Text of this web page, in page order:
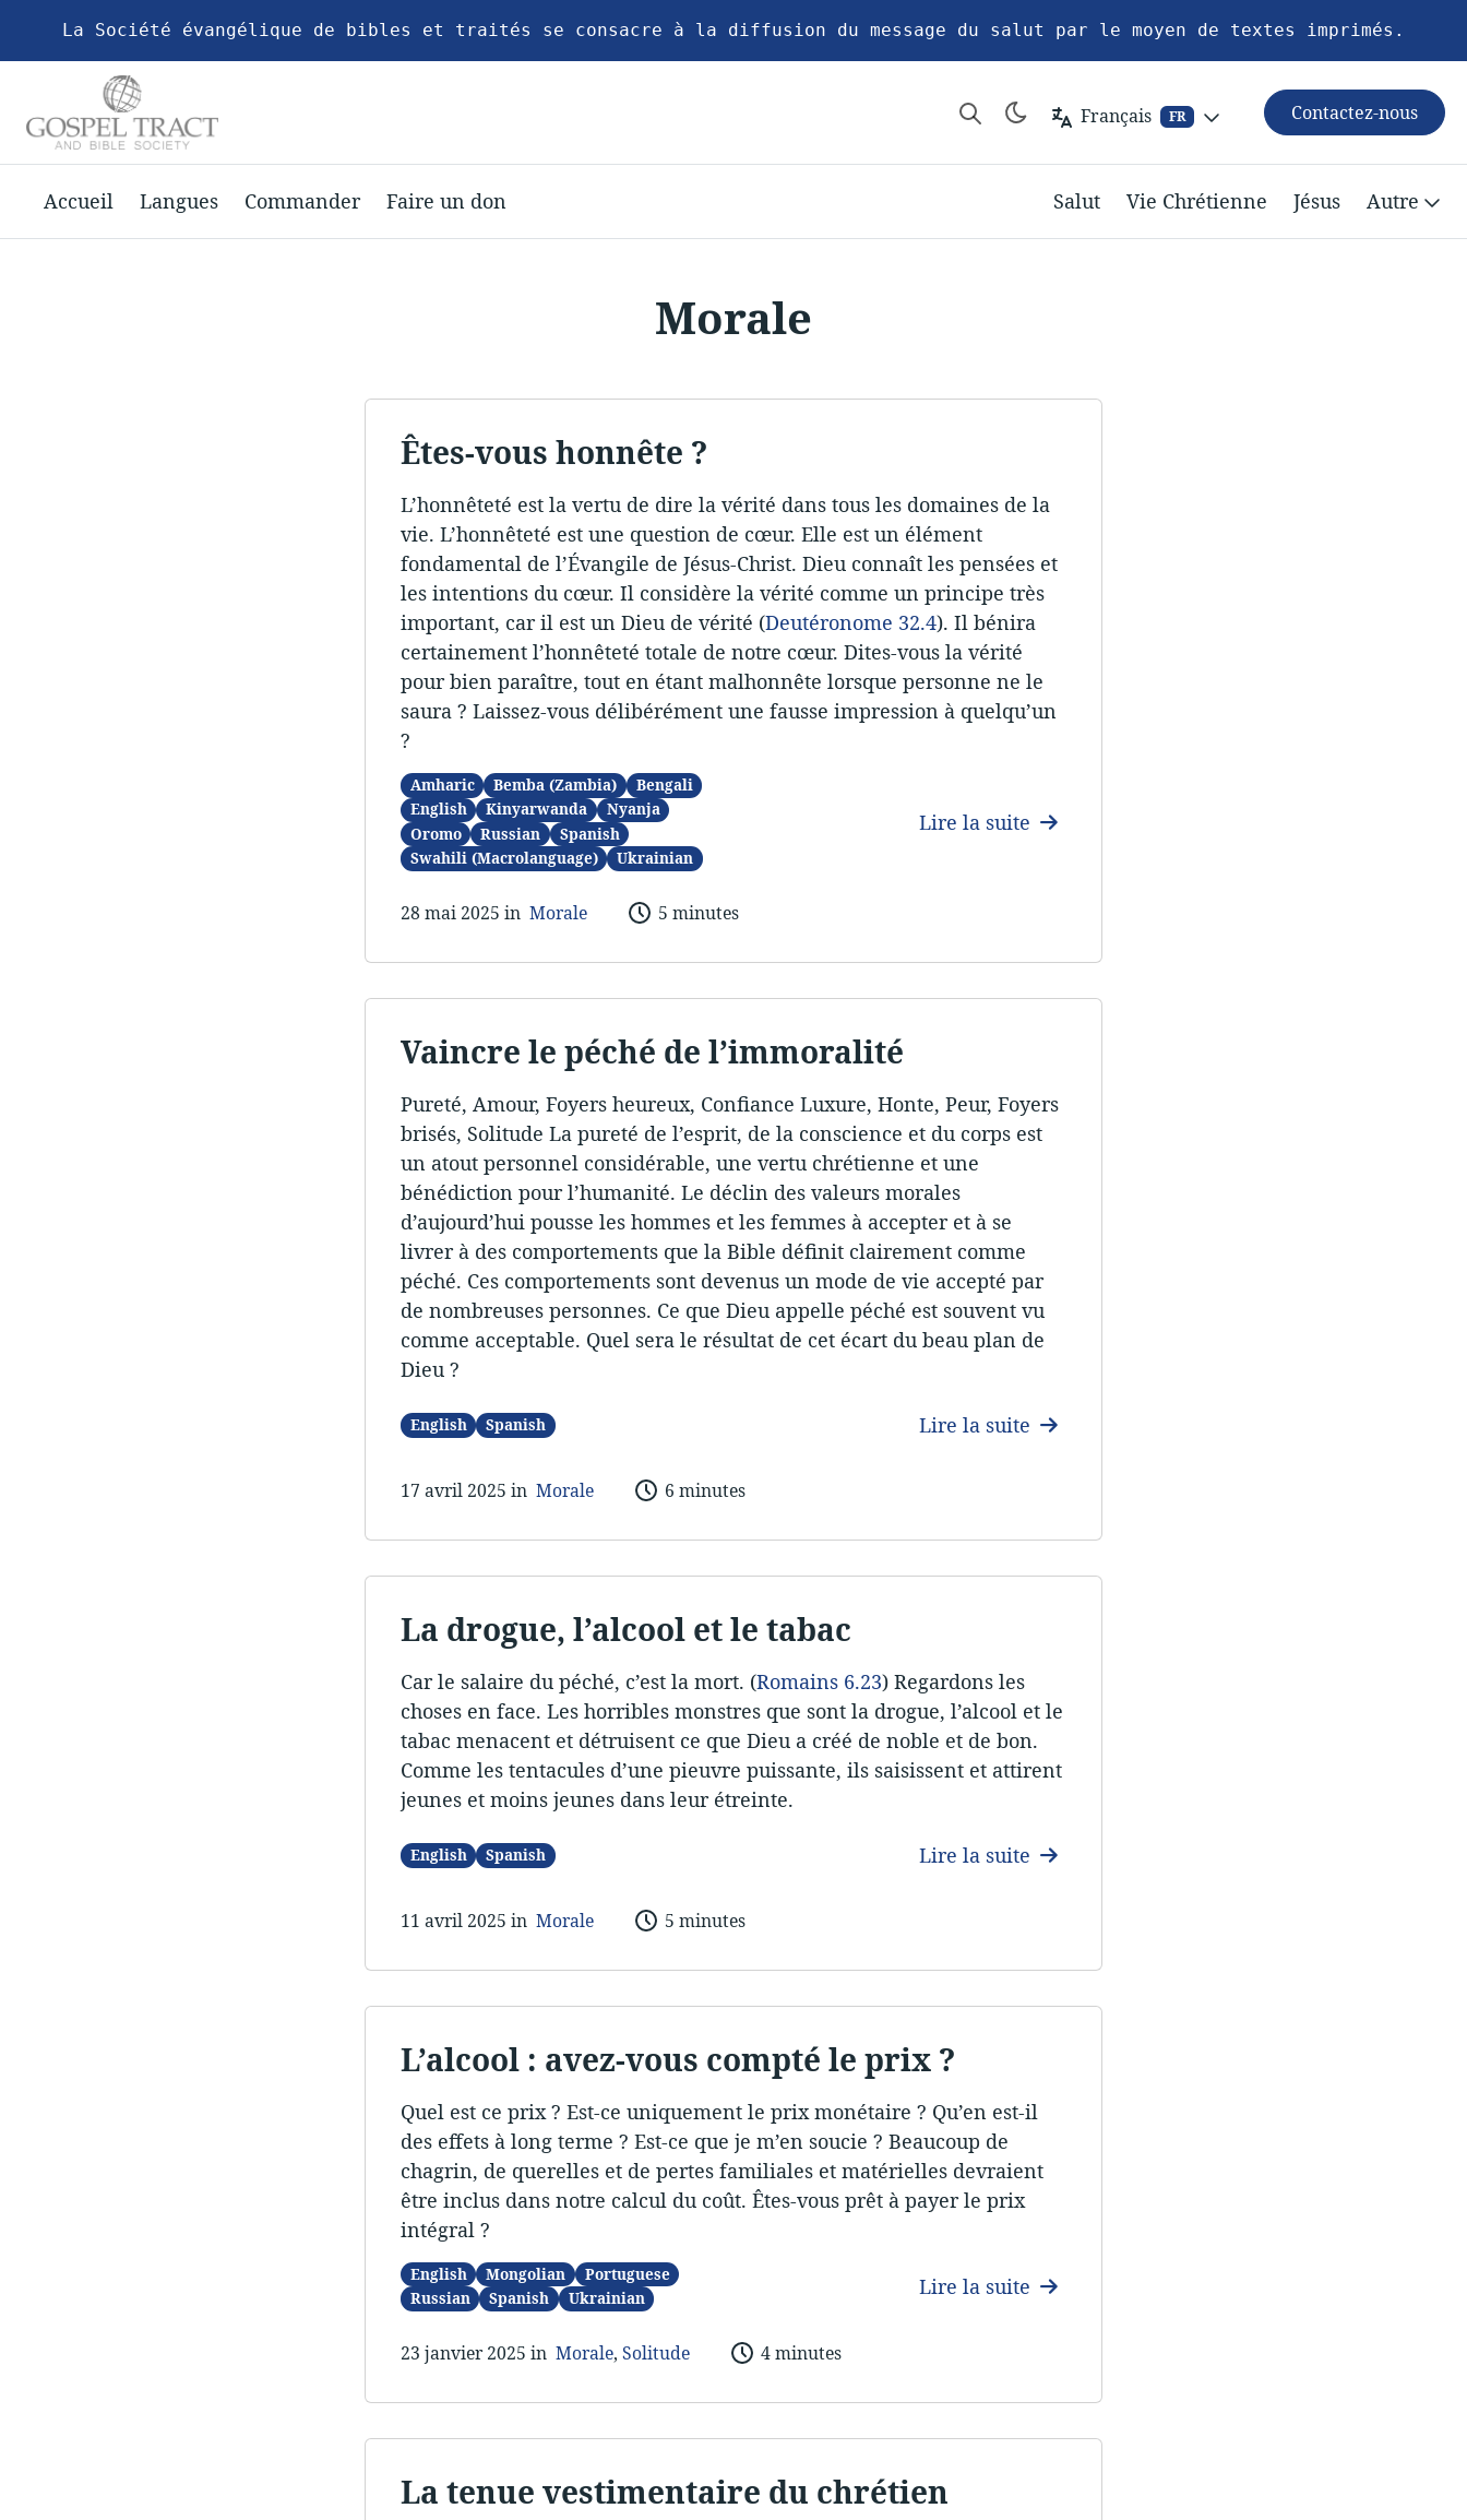
La Société évangélique de bibles et traités se consacre à la diffusion du message du salut par le moyen de textes imprimés.
Français FR Contactez-nous
Accueil Langues Commander Faire un don Salut Vie Chrétienne Jésus Autre
Morale
Êtes-vous honnête ?
L’honnêteté est la vertu de dire la vérité dans tous les domaines de la
vie. L’honnêteté est une question de cœur. Elle est un élément
fondamental de l’Évangile de Jésus-Christ. Dieu connaît les pensées et
les intentions du cœur. Il considère la vérité comme un principe très
important, car il est un Dieu de vérité (Deutéronome 32.4). Il bénira
certainement l’honnêteté totale de notre cœur. Dites-vous la vérité
pour bien paraître, tout en étant malhonnête lorsque personne ne le
saura ? Laissez-vous délibérément une fausse impression à quelqu’un
?
Amharic Bemba (Zambia)
Bengali
English
Kinyarwanda
Nyanja
Oromo
Russian
Spanish
Swahili (Macrolanguage)
Ukrainian
Lire la suite
28 mai 2025 in Morale 5 minutes
Vaincre le péché de l’immoralité
Pureté, Amour, Foyers heureux, Confiance Luxure, Honte, Peur, Foyers
brisés, Solitude La pureté de l’esprit, de la conscience et du corps est
un atout personnel considérable, une vertu chrétienne et une
bénédiction pour l’humanité. Le déclin des valeurs morales
d’aujourd’hui pousse les hommes et les femmes à accepter et à se
livrer à des comportements que la Bible définit clairement comme
péché. Ces comportements sont devenus un mode de vie accepté par
de nombreuses personnes. Ce que Dieu appelle péché est souvent vu
comme acceptable. Quel sera le résultat de cet écart du beau plan de
Dieu ?
English Spanish Lire la suite
17 avril 2025 in Morale 6 minutes
La drogue, l’alcool et le tabac
Car le salaire du péché, c’est la mort. (Romains 6.23) Regardons les
choses en face. Les horribles monstres que sont la drogue, l’alcool et le
tabac menacent et détruisent ce que Dieu a créé de noble et de bon.
Comme les tentacules d’une pieuvre puissante, ils saisissent et attirent
jeunes et moins jeunes dans leur étreinte.
English Spanish Lire la suite
11 avril 2025 in Morale 5 minutes
L’alcool : avez-vous compté le prix ?
Quel est ce prix ? Est-ce uniquement le prix monétaire ? Qu’en est-il
des effets à long terme ? Est-ce que je m’en soucie ? Beaucoup de
chagrin, de querelles et de pertes familiales et matérielles devraient
être inclus dans notre calcul du coût. Êtes-vous prêt à payer le prix
intégral ?
English Mongolian
Portuguese
Russian
Spanish Ukrainian Lire la suite
23 janvier 2025 in Morale, Solitude 4 minutes
La tenue vestimentaire du chrétien